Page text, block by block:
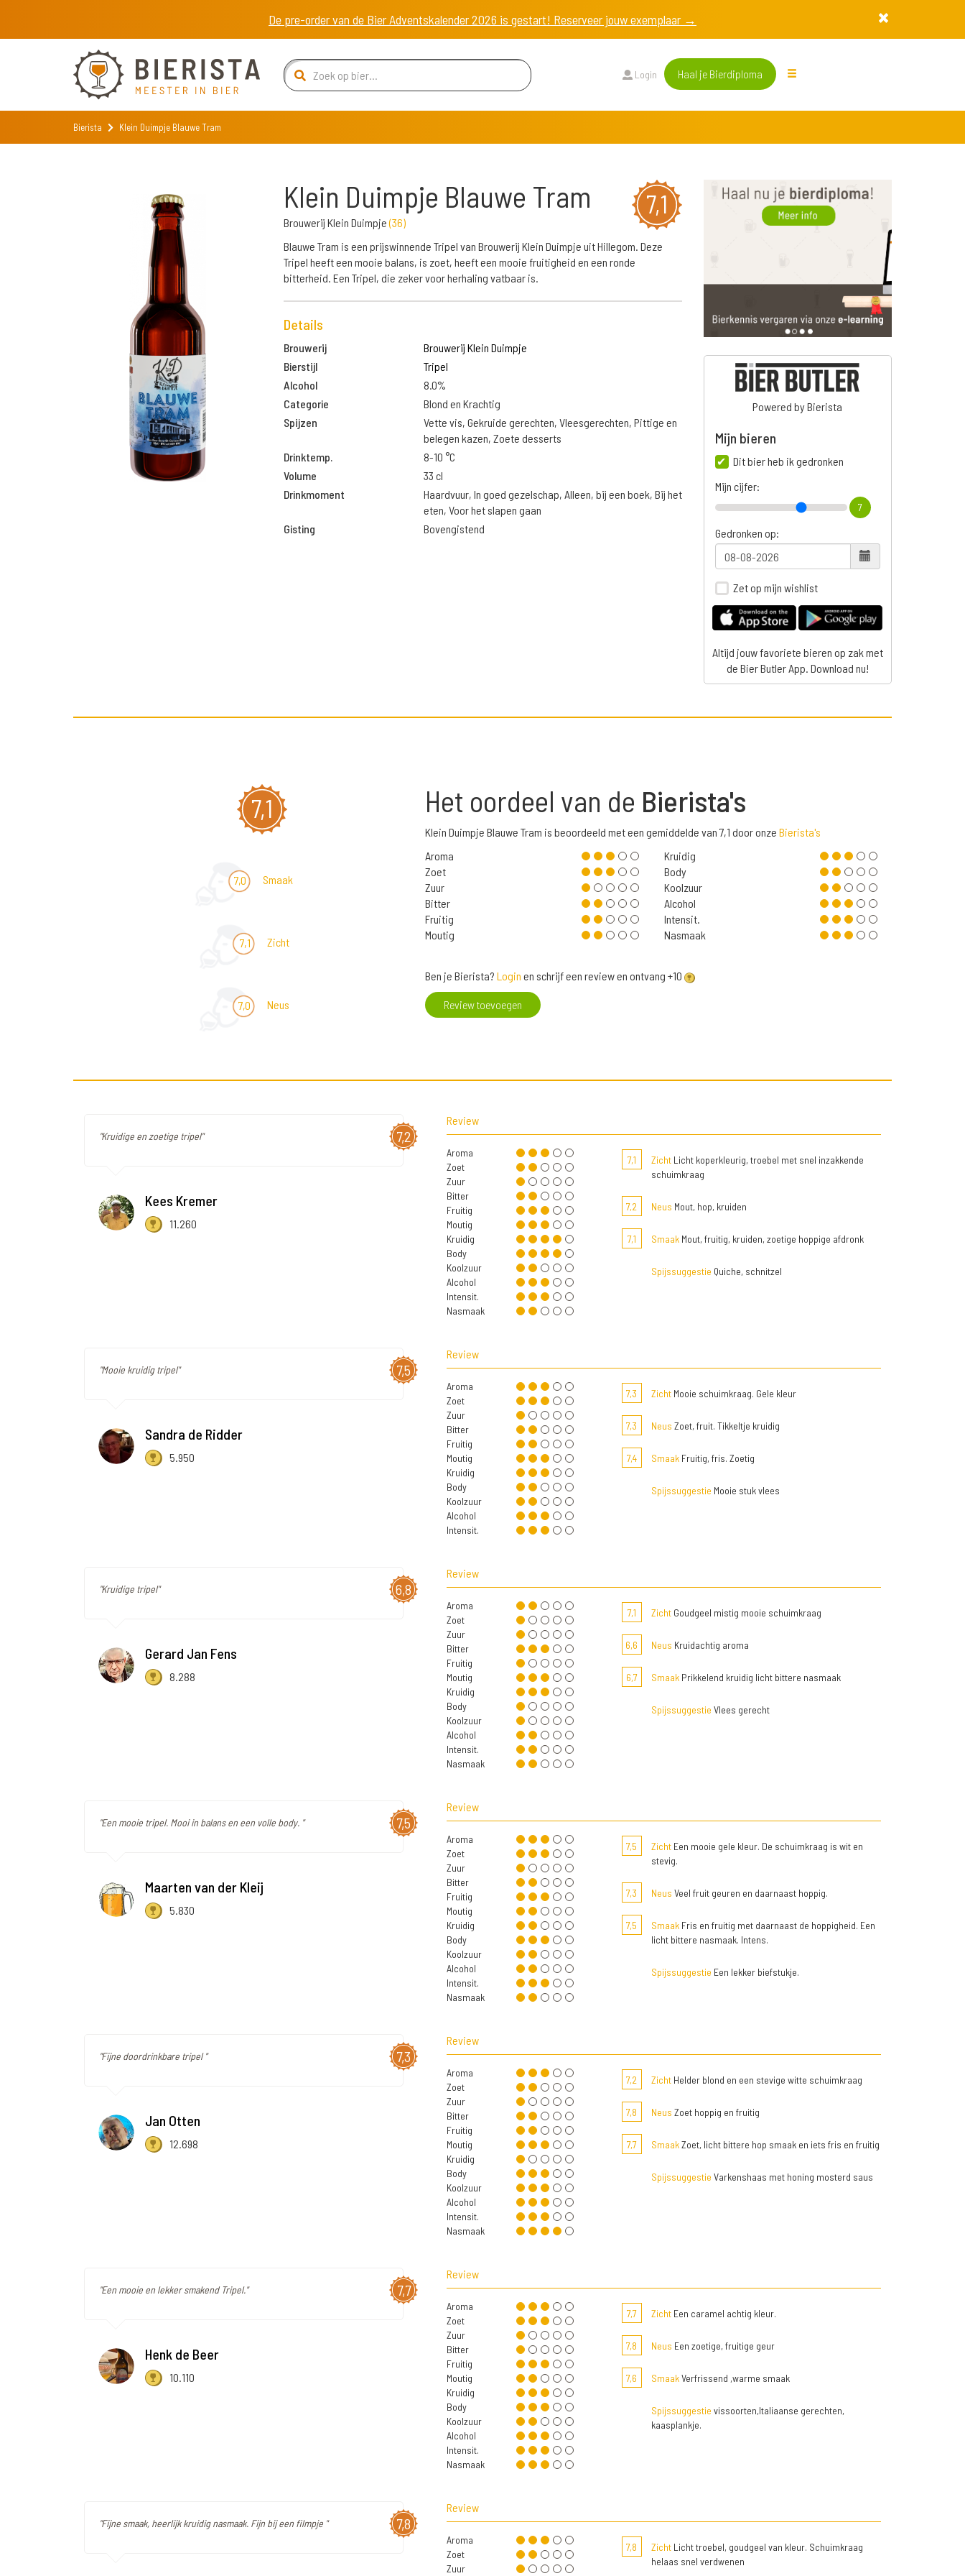
De pre-order van de Bier Adventskalender 2026 is gestart! Reserveer jouw exemplaar →
Login Haal je Bierdiploma
Bierista Klein Duimpje Blauwe Tram
7,1
Klein Duimpje Blauwe Tram
Brouwerij Klein Duimpje(36)
Blauwe Tram is een prijswinnende Tripel van Brouwerij Klein Duimpje uit Hillegom. Deze
Tripel heeft een mooie balans, is zoet, heeft een mooie fruitigheid en een ronde
bitterheid. Een Tripel, die zeker voor herhaling vatbaar is.
Details
Brouwerij
Brouwerij Klein Duimpje
Bierstijl
Tripel
Alcohol
8.0%
Categorie
Blond en Krachtig
Spijzen
Vette vis, Gekruide gerechten, Vleesgerechten, Pittige en
belegen kazen, Zoete desserts
Drinktemp.
8-10 °C
Volume
33 cl
Drinkmoment
Haardvuur, In goed gezelschap, Alleen, bij een boek, Bij het
eten, Voor het slapen gaan
Gisting
Bovengistend
Powered by Bierista
Mijn bieren
Dit bier heb ik gedronken
Mijn cijfer:
7
Gedronken op:
Zet op mijn wishlist
Altijd jouw favoriete bieren op zak met
de Bier Butler App. Download nu!
7,1
7,0 Smaak
7,1 Zicht
7,0 Neus
Het oordeel van de Bierista's
Klein Duimpje Blauwe Tram is beoordeeld met een gemiddelde van 7,1 door onze Bierista's
Aroma
Zoet
Zuur
Bitter
Fruitig
Moutig
Kruidig
Body
Koolzuur
Alcohol
Intensit.
Nasmaak
Ben je Bierista? Login en schrijf een review en ontvang +10
Review toevoegen
7,2
"Kruidige en zoetige tripel"
Kees Kremer
11.260
Review
Aroma
Zoet
Zuur
Bitter
Fruitig
Moutig
Kruidig
Body
Koolzuur
Alcohol
Intensit.
Nasmaak
7,1 ZichtLicht koperkleurig, troebel met snel inzakkende
schuimkraag
7,2 Neus Mout, hop, kruiden
7,1 SmaakMout, fruitig, kruiden, zoetige hoppige afdronk
Spijssuggestie Quiche, schnitzel
7,5
"Mooie kruidig tripel"
Sandra de Ridder
5.950
Review
Aroma
Zoet
Zuur
Bitter
Fruitig
Moutig
Kruidig
Body
Koolzuur
Alcohol
Intensit.
7,3 ZichtMooie schuimkraag. Gele kleur
7,3 Neus Zoet, fruit. Tikkeltje kruidig
7,4 SmaakFruitig, fris. Zoetig
Spijssuggestie Mooie stuk vlees
6,8
"Kruidige tripel"
Gerard Jan Fens
8.288
Review
Aroma
Zoet
Zuur
Bitter
Fruitig
Moutig
Kruidig
Body
Koolzuur
Alcohol
Intensit.
Nasmaak
7,1 ZichtGoudgeel mistig mooie schuimkraag
6,6 Neus Kruidachtig aroma
6,7 SmaakPrikkelend kruidig licht bittere nasmaak
Spijssuggestie Vlees gerecht
7,5
"Een mooie tripel. Mooi in balans en een volle body. "
Maarten van der Kleij
5.830
Review
Aroma
Zoet
Zuur
Bitter
Fruitig
Moutig
Kruidig
Body
Koolzuur
Alcohol
Intensit.
Nasmaak
7,5 ZichtEen mooie gele kleur. De schuimkraag is wit en
stevig.
7,3 Neus Veel fruit geuren en daarnaast hoppig.
7,5 SmaakFris en fruitig met daarnaast de hoppigheid. Een
licht bittere nasmaak. Intens.
Spijssuggestie Een lekker biefstukje.
7,3
"Fijne doordrinkbare tripel "
Jan Otten
12.698
Review
Aroma
Zoet
Zuur
Bitter
Fruitig
Moutig
Kruidig
Body
Koolzuur
Alcohol
Intensit.
Nasmaak
7,2 ZichtHelder blond en een stevige witte schuimkraag
7,8 Neus Zoet hoppig en fruitig
7,7 SmaakZoet, licht bittere hop smaak en iets fris en fruitig
Spijssuggestie Varkenshaas met honing mosterd saus
7,7
"Een mooie en lekker smakend Tripel."
Henk de Beer
10.110
Review
Aroma
Zoet
Zuur
Bitter
Fruitig
Moutig
Kruidig
Body
Koolzuur
Alcohol
Intensit.
Nasmaak
7,7 ZichtEen caramel achtig kleur.
7,8 Neus Een zoetige, fruitige geur
7,6 SmaakVerfrissend ,warme smaak
Spijssuggestie vissoorten,Italiaanse gerechten,
kaasplankje.
7,8
"Fijne smaak, heerlijk kruidig nasmaak. Fijn bij een filmpje "
Review
Aroma
Zoet
Zuur
7,8 ZichtLicht troebel, goudgeel van kleur. Schuimkraag
helaas snel verdwenen